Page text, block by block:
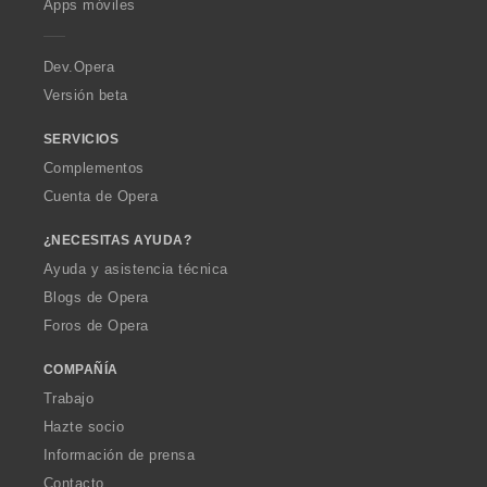
a
Apps móviles
Dev.Opera
Versión beta
SERVICIOS
Complementos
Cuenta de Opera
¿NECESITAS AYUDA?
Ayuda y asistencia técnica
Blogs de Opera
Foros de Opera
COMPAÑÍA
Trabajo
Hazte socio
Información de prensa
Contacto